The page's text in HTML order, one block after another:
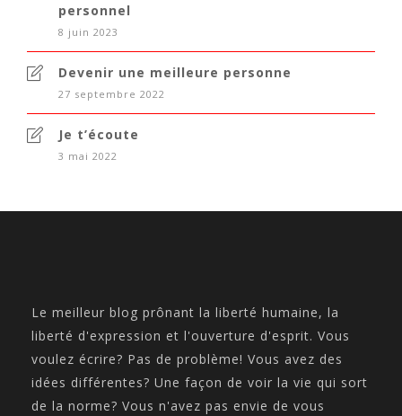
personnel
8 juin 2023
Devenir une meilleure personne
27 septembre 2022
Je t’écoute
3 mai 2022
Le meilleur blog prônant la liberté humaine, la
liberté d'expression et l'ouverture d'esprit. Vous
voulez écrire? Pas de problème! Vous avez des
idées différentes? Une façon de voir la vie qui sort
de la norme? Vous n'avez pas envie de vous